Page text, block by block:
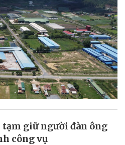
giữ người đàn ông
công vụ